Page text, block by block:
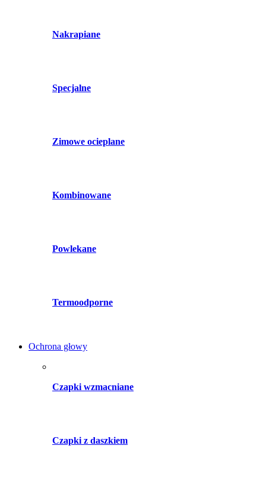
Nakrapiane
Specjalne
Zimowe ocieplane
Kombinowane
Powlekane
Termoodporne
Ochrona głowy
Czapki wzmacniane
Czapki z daszkiem